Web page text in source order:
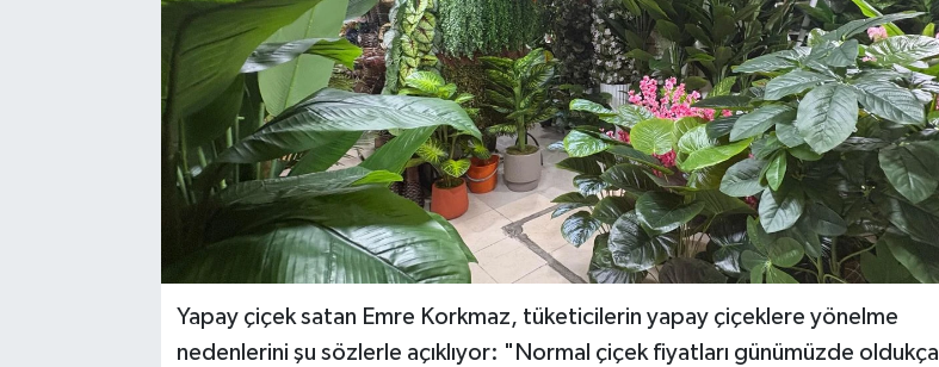
Yapay çiçek satan Emre Korkmaz, tüketicilerin yapay çiçeklere yönelme
nedenlerini şu sözlerle açıklıyor: "Normal çiçek fiyatları günümüzde oldukça